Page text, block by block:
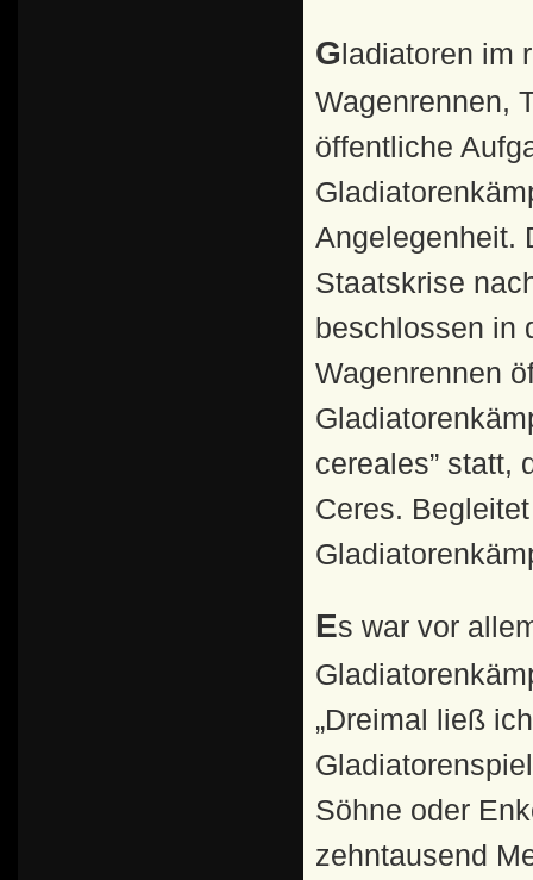
Gladiatoren im römischen Kaiserreich: Während
Wagenrennen,
öffentliche
Angelegenheit.
Staatskrise
beschlossen in
Wagenrennen
cereales” statt,
Ceres.
Es war vor allem Augustus, der die Veranstaltung von
„Dreimal ließ
Söhne oder
zehntausend